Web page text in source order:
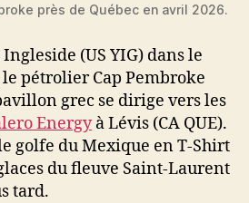
près de Québec en avril 2026.
(US YIG) dans le
pétrolier Cap Pembroke
grec se dirige vers les
Energyà Lévis (CA QUE).
golfe du Mexique en T-Shirt
du fleuve Saint-Laurent
tard.